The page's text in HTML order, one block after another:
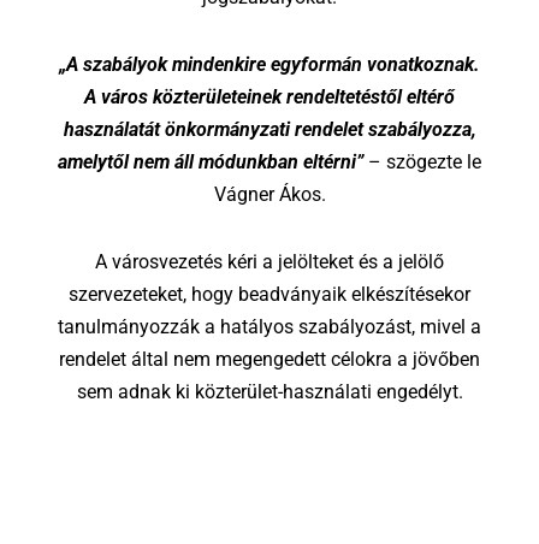
„A szabályok mindenkire egyformán vonatkoznak.
A város közterületeinek rendeltetéstől eltérő
használatát önkormányzati rendelet szabályozza,
amelytől nem áll módunkban eltérni”– szögezte le
Vágner Ákos.
A városvezetés kéri a jelölteket és a jelölő
szervezeteket, hogy beadványaik elkészítésekor
tanulmányozzák a hatályos szabályozást, mivel a
rendelet által nem megengedett célokra a jövőben
sem adnak ki közterület-használati engedélyt.